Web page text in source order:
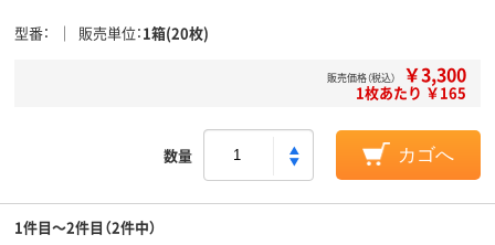
型番 販売単位 1箱(20枚)
販売価格（税込） ￥3,300
1枚あたり ￥165
数量 カゴへ
1件目～2件目（2件中）